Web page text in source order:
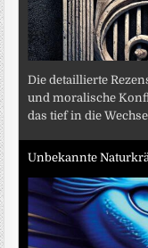
Die detaillierte
und moralische
das tief in die
Unbekannte